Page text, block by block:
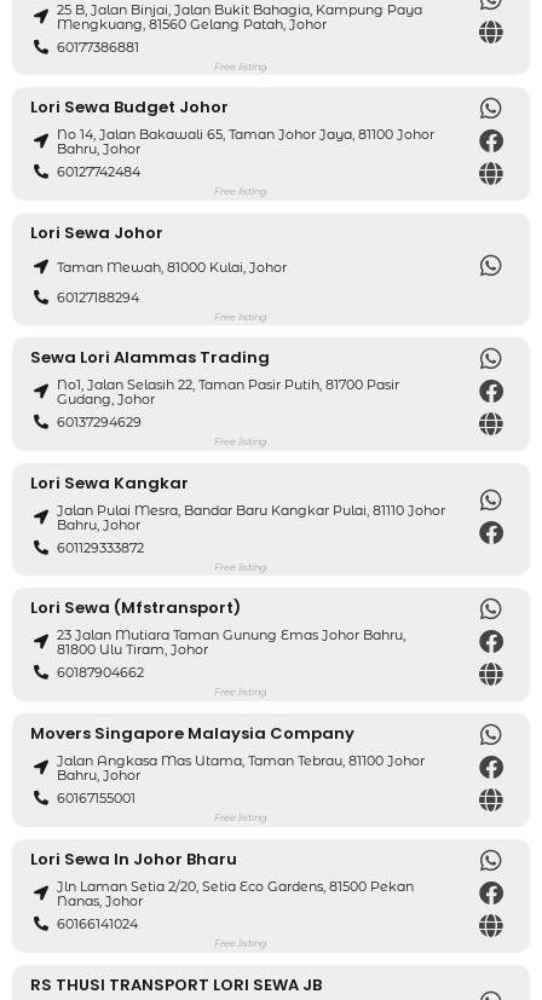
25 B, Jalan Binjai, Jalan Bukit Bahagia, Kampung Paya
Mengkuang, 81560 Gelang Patah, Johor
60177386881
Free listing
Lori Sewa Budget Johor
No 14, Jalan Bakawali 65, Taman Johor Jaya, 81100 Johor
Bahru, Johor
60127742484
Free listing
Lori Sewa Johor
Taman Mewah, 81000 Kulai, Johor
60127188294
Free listing
Sewa Lori Alammas Trading
No1, Jalan Selasih 22, Taman Pasir Putih, 81700 Pasir
Gudang, Johor
60137294629
Free listing
Lori Sewa Kangkar
Jalan Pulai Mesra, Bandar Baru Kangkar Pulai, 81110 Johor
Bahru, Johor
601129333872
Free listing
Lori Sewa (mfstransport)
23 Jalan Mutiara Taman Gunung Emas Johor Bahru,
81800 Ulu Tiram, Johor
60187904662
Free listing
Movers Singapore Malaysia Company
Jalan Angkasa Mas Utama, Taman Tebrau, 81100 Johor
Bahru, Johor
60167155001
Free listing
Lori Sewa In Johor Bharu
Jln Laman Setia 2/20, Setia Eco Gardens, 81500 Pekan
Nanas, Johor
60166141024
Free listing
RS THUSI TRANSPORT LORI SEWA JB